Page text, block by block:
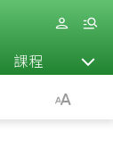
課程 退休